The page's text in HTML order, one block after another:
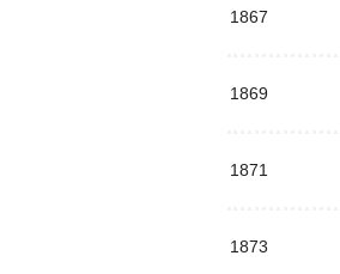
1867
1869
1871
1873